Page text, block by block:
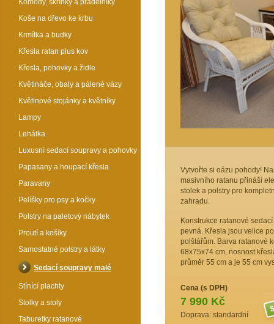
Vytvořte si oázu pohody!
masivního ratanu přináší
stolek a polstry pro
zahradu.
Konstrukce ratanové
pevná. Křesla jsou velice
polštářům. Barva ratanové
68x75x74 cm, nosnost
průměr 55 cm a je 55 cm
Cena (s DPH)
7 990 Kč
Doprava: standardní
Komody, skříňky a prádelníky
Koše na dřevo ke krbu
Krmítka a budky
Křesla ratan plus kov
Křesla, pohovky a židle
Květináče, obaly a pálené vázy
Květinové stojánky a květníky
Lampy
Lehátka
Luxusní sedací soupravy a pohovky
Papasany a houpací křesla
Paravany
Pelíšky pro psy a kočky
Polstry na paletový nábytek
Proutí a košíky
Samostatné polstry a látky
Sedací soupravy malé
Stínící plachty
Stolky a stoly
Taburetky ratanové